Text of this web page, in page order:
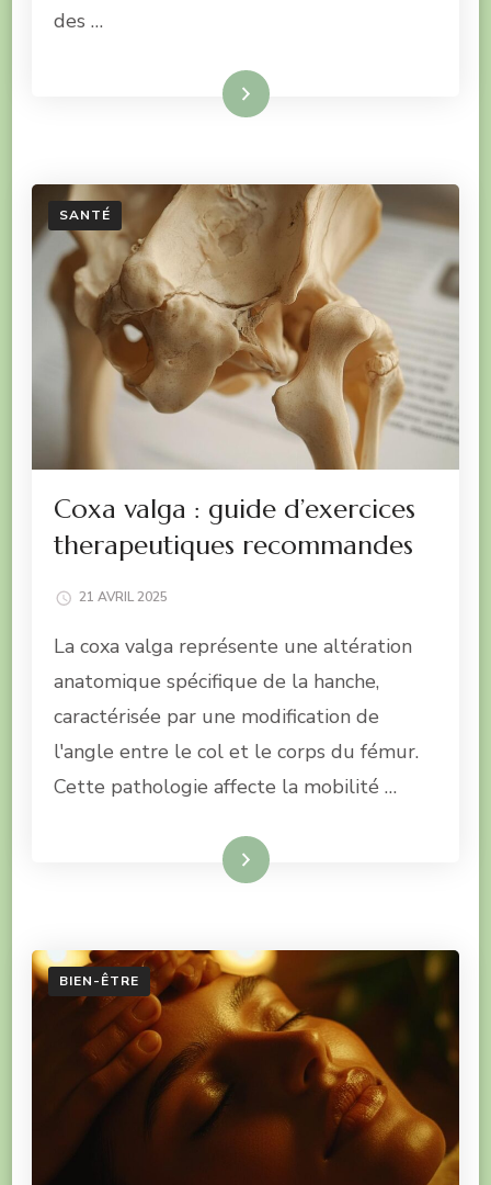
des …
Lire la suite
SANTÉ
Coxa valga : guide d’exercices
therapeutiques recommandes
21 AVRIL 2025
La coxa valga représente une altération
anatomique spécifique de la hanche,
caractérisée par une modification de
l'angle entre le col et le corps du fémur.
Cette pathologie affecte la mobilité …
Lire la suite
BIEN-ÊTRE